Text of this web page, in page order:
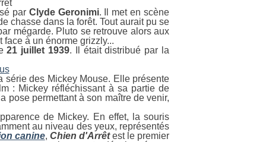
par Clyde Geronimi. Il met en scène
chasse dans la forêt. Tout aurait pu se
mégarde. Pluto se retrouve alors aux
à un énorme grizzly...
21 juillet 1939. Il était distribué par la
série des Mickey Mouse. Elle présente
: Mickey réfléchissant à sa partie de
pose permettant à son maître de venir,
de Mickey. En effet, la souris
au niveau des yeux, représentés
canine, Chien d'Arrêtest le premier